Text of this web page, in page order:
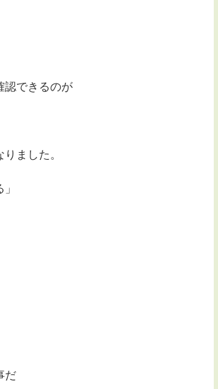
認できるのが
ました。
だ